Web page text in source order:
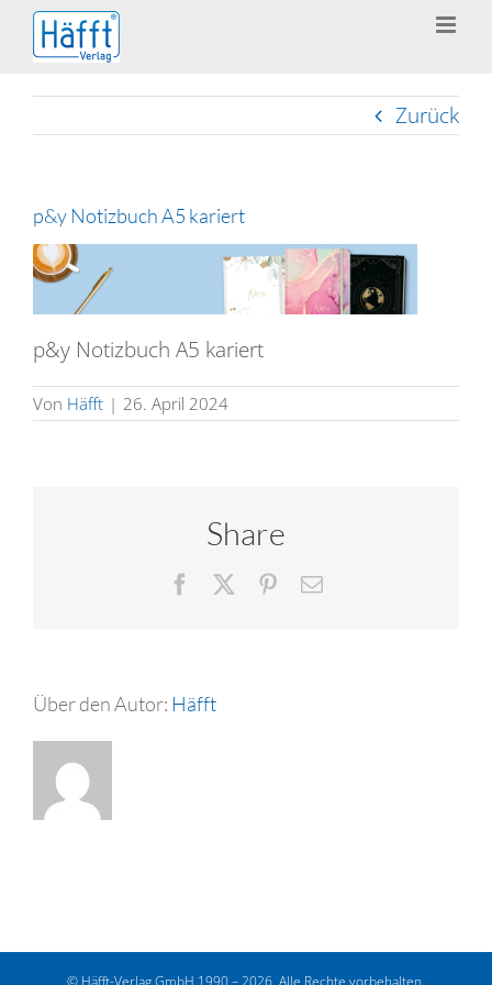
Zum
Inhalt
springen
Zurück
p&y Notizbuch A5 kariert
p&y Notizbuch A5 kariert
Von Häfft | 26. April 2024
Share
Facebook Pinterest
E-
Über den Autor: Häfft
© Häfft-Verlag GmbH 1990 – 2026. Alle Rechte vorbehalten.